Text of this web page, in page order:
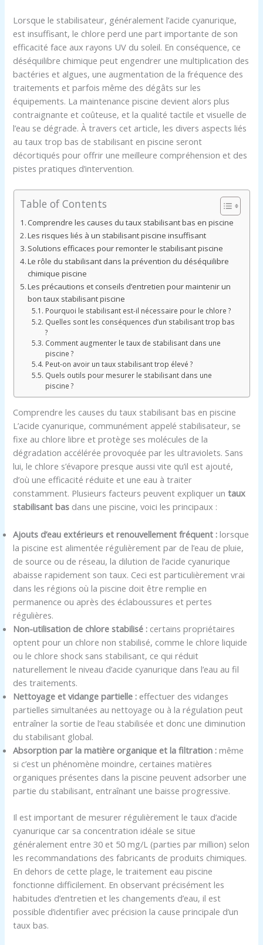
Lorsque le stabilisateur, généralement l’acide cyanurique,
est insuffisant, le chlore perd une part importante de son
efficacité face aux rayons UV du soleil. En conséquence, ce
déséquilibre chimique peut engendrer une multiplication des
bactéries et algues, une augmentation de la fréquence des
traitements et parfois même des dégâts sur les
équipements. La maintenance piscine devient alors plus
contraignante et coûteuse, et la qualité tactile et visuelle de
l’eau se dégrade. À travers cet article, les divers aspects liés
au taux trop bas de stabilisant en piscine seront
décortiqués pour offrir une meilleure compréhension et des
pistes pratiques d’intervention.
Table of Contents
Comprendre les causes du taux stabilisant bas en piscine
Les risques liés à un stabilisant piscine insuffisant
Solutions efficaces pour remonter le stabilisant piscine
Le rôle du stabilisant dans la prévention du déséquilibre
chimique piscine
Les précautions et conseils d’entretien pour maintenir un
bon taux stabilisant piscine
Pourquoi le stabilisant est-il nécessaire pour le chlore ?
Quelles sont les conséquences d’un stabilisant trop bas
?
Comment augmenter le taux de stabilisant dans une
piscine ?
Peut-on avoir un taux stabilisant trop élevé ?
Quels outils pour mesurer le stabilisant dans une
piscine ?
Comprendre les causes du taux stabilisant bas en piscine
L’acide cyanurique, communément appelé stabilisateur, se
fixe au chlore libre et protège ses molécules de la
dégradation accélérée provoquée par les ultraviolets. Sans
lui, le chlore s’évapore presque aussi vite qu’il est ajouté,
d’où une efficacité réduite et une eau à traiter
constamment. Plusieurs facteurs peuvent expliquer untaux
stabilisant bas dans une piscine, voici les principaux :
Ajouts d’eau extérieurs et renouvellement fréquent : lorsque
la piscine est alimentée régulièrement par de l’eau de pluie,
de source ou de réseau, la dilution de l’acide cyanurique
abaisse rapidement son taux. Ceci est particulièrement vrai
dans les régions où la piscine doit être remplie en
permanence ou après des éclaboussures et pertes
régulières.
Non-utilisation de chlore stabilisé : certains propriétaires
optent pour un chlore non stabilisé, comme le chlore liquide
ou le chlore shock sans stabilisant, ce qui réduit
naturellement le niveau d’acide cyanurique dans l’eau au fil
des traitements.
Nettoyage et vidange partielle : effectuer des vidanges
partielles simultanées au nettoyage ou à la régulation peut
entraîner la sortie de l’eau stabilisée et donc une diminution
du stabilisant global.
Absorption par la matière organique et la filtration : même
si c’est un phénomène moindre, certaines matières
organiques présentes dans la piscine peuvent adsorber une
partie du stabilisant, entraînant une baisse progressive.
Il est important de mesurer régulièrement le taux d’acide
cyanurique car sa concentration idéale se situe
généralement entre 30 et 50 mg/L (parties par million) selon
les recommandations des fabricants de produits chimiques.
En dehors de cette plage, le traitement eau piscine
fonctionne difficilement. En observant précisément les
habitudes d’entretien et les changements d’eau, il est
possible d’identifier avec précision la cause principale d’un
taux bas.